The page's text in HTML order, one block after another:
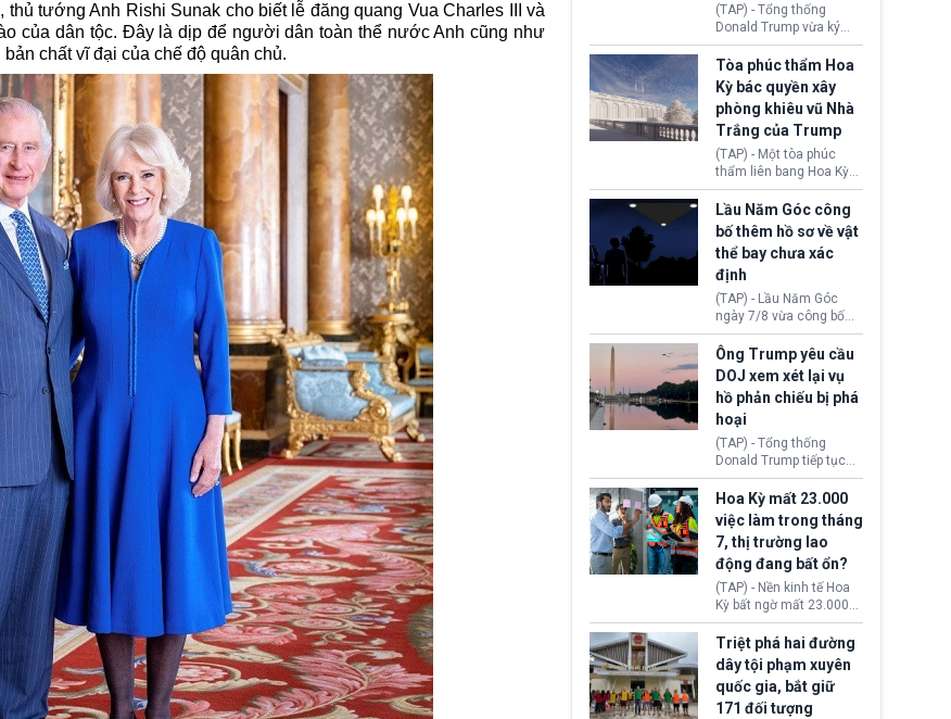
tướng Anh Rishi Sunak cho biết lễ đăng quang Vua Charles III và
của dân tộc. Đây là dịp để người dân toàn thể nước Anh cũng như
chất vĩ đại của chế độ quân chủ.
(TAP) - Tổng thống
Donald Trump vừa ký
sắc lệnh áp thuế bổ
sung 15% cùng cơ chế
giá sàn nhập khẩu
nghiêm ngặt đối với
polysilicon và các sản
phẩm hạ nguồn. Quyết
định này nhằm khôi
phục chuỗi cung ứng
công nghệ, năng lượng
mặt trời nội địa trước sự
thống trị của Trung
Quốc.
Tòa phúc thẩm Hoa
Kỳ bác quyền xây
phòng khiêu vũ Nhà
Trắng của Trump
(TAP) - Một tòa phúc
thẩm liên bang Hoa Kỳ
vừa phán quyết, chính
quyền Tổng thống
Donald Trump không có
quyền tự ý xây phòng
khiêu vũ mới rộng
khoảng 90.000 feet
vuông tại khu vực Cánh
Đông Nhà Trắng.
Lầu Năm Góc công
bố thêm hồ sơ về vật
thể bay chưa xác
định
(TAP) - Lầu Năm Góc
ngày 7/8 vừa công bố
thêm 41 hồ sơ liên quan
đến UFO hay còn được
gọi là hiện tượng bất
thường chưa xác định
(UAP). Những tài liệu này
bao gồm hình ảnh,
video, báo cáo từ nhiều
cơ quan khác nhau như
Cục Điều tra Liên bang
(FBI), Cơ quan Tình báo
Trung ương (CIA) và Bộ
Ngoại giao (DOS).
Ông Trump yêu cầu
DOJ xem xét lại vụ
hồ phản chiếu bị phá
hoại
(TAP) - Tổng thống
Donald Trump tiếp tục
cho rằng, hồ phản chiếu
trước Đài tưởng niệm
Lincoln bị phá hoại. Lãnh
đạo Nhà Trắng yêu cầu
Bộ Tư pháp (DOJ) xem
xét lại quyết định hủy
truy tố những cá nhân bị
nghi ngờ làm hư hại
công trình.
Hoa Kỳ mất 23.000
việc làm trong tháng
7, thị trường lao
động đang bất ổn?
(TAP) - Nền kinh tế Hoa
Kỳ bất ngờ mất 23.000
việc làm vào tháng 7,
cho thấy thị trường lao
động có dấu hiệu suy
yếu sau thời gian duy trì
tương đối ổn định suốt
nửa năm 2026.
Triệt phá hai đường
dây tội phạm xuyên
quốc gia, bắt giữ
171 đối tượng